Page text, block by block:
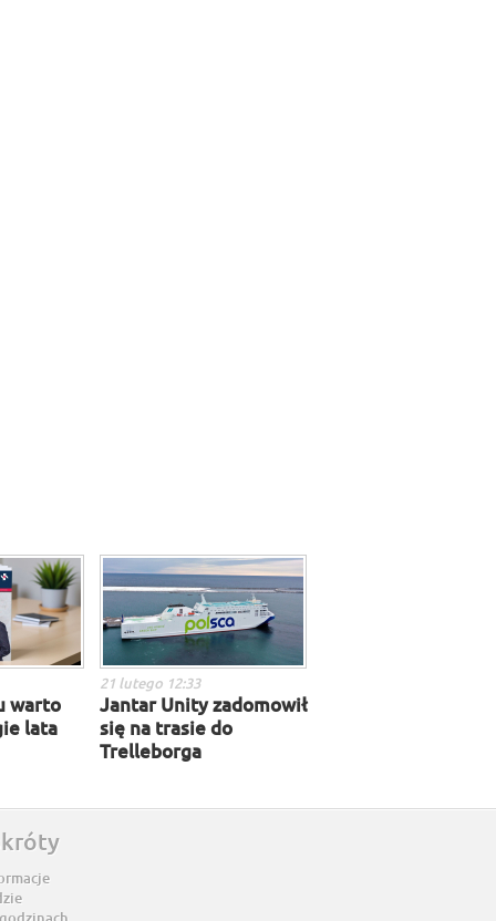
warto
lata
21 lutego 12:33
Jantar Unity zadomowił
się na trasie do
Trelleborga